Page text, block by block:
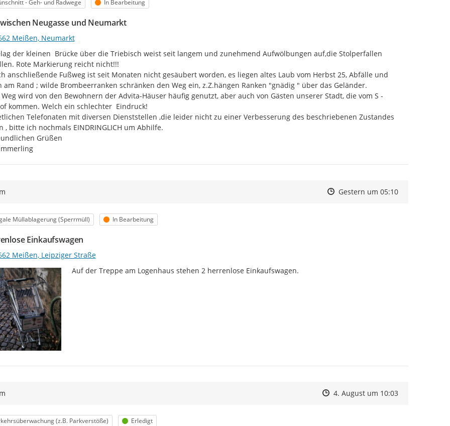
- Geh- und Radwege Status
In Bearbeitung
Neugasse und Neumarkt
Meißen, Neumarkt
der kleinen  Brücke über die Triebisch weist seit langem und zunehmend Aufwölbungen auf,die Stolperfallen
Rote Markierung reicht nicht!!!
anschließende Fußweg ist seit Monaten nicht gesäubert worden, es liegen altes Laub vom Herbst 25, Abfälle und
am Rand ; wilde Brombeerranken schränken den Weg ein, z.Z.hängen Ranken "gnädig " über das Geländer.
Weg wird von den Bewohnern der Advita-Häuser häufig genutzt, aber auch von Gästen unserer Stadt, die vom S -
kommen. Welch ein schlechter  Eindruck!
Telefonaten mit diversen Dienststellen ,die leider nicht zu einer Verbesserung des beschriebenen Zustandes
, bitte ich nochmals EINDRINGLICH um Abhilfe.
Grüßen
Zeitpunkt des Erstellens
Zeitpunkt des Erstellens
Gestern um 05:10Zur Äußerung
Müllablagerung (Sperrmüll) Status
In Bearbeitung
Einkaufswagen
Meißen, Leipziger Straße
Auf der Treppe am Logenhaus stehen 2 herrenlose Einkaufswagen.
Zeitpunkt des Erstellens
Zeitpunkt des Erstellens
4. August um 10:03Zur Äußerung
(z.B. Parkverstöße) Status
Erledigt